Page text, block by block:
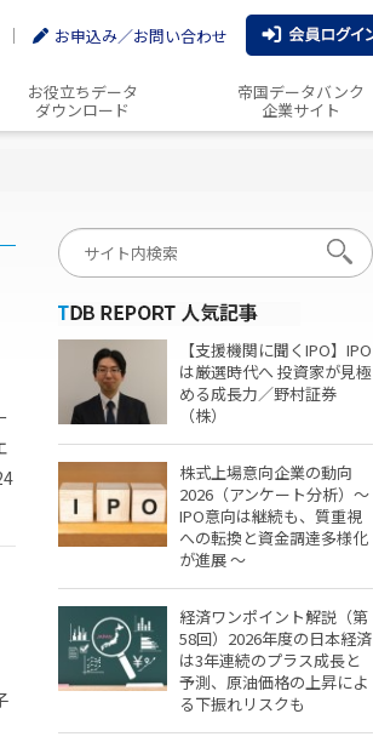
お申込み／お問い合わせ
お役立ちデータ
ダウンロード
帝国データバンク
企業サイト
【支援機関に聞くIPO】IPO
は厳選時代へ 投資家が見極
める成長力／野村証券
（株）
株式上場意向企業の動向
2026（アンケート分析）～
IPO意向は継続も、質重視
への転換と資金調達多様化
が進展 ～
経済ワンポイント解説（第
58回）2026年度の日本経済
は3年連続のプラス成長と
予測、原油価格の上昇によ
る下振れリスクも